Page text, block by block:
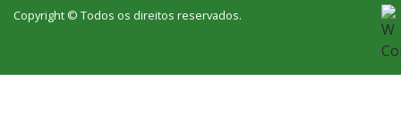
Copyright © Todos os direitos reservados.